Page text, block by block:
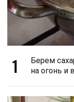
1
Берем
на огонь и